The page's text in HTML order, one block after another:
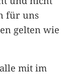
für uns
gelten wie
mit im